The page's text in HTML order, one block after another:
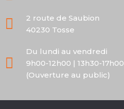
2 route de Saubion
40230 Tosse
Du lundi au vendredi
9h00-12h00 | 13h30-17h00
(Ouverture au public)